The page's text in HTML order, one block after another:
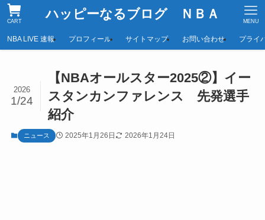
ハッピーなるブログ ＮＢＡ
CART MENU
NBA LIVE 速報 プロフィール サイトマップ お問い合わせ プライ
【NBAオールスター2025②】イー
スタンカンファレンス 先発選手
紹介
2026
1/24
ニュース 2025年1月26日 2026年1月24日